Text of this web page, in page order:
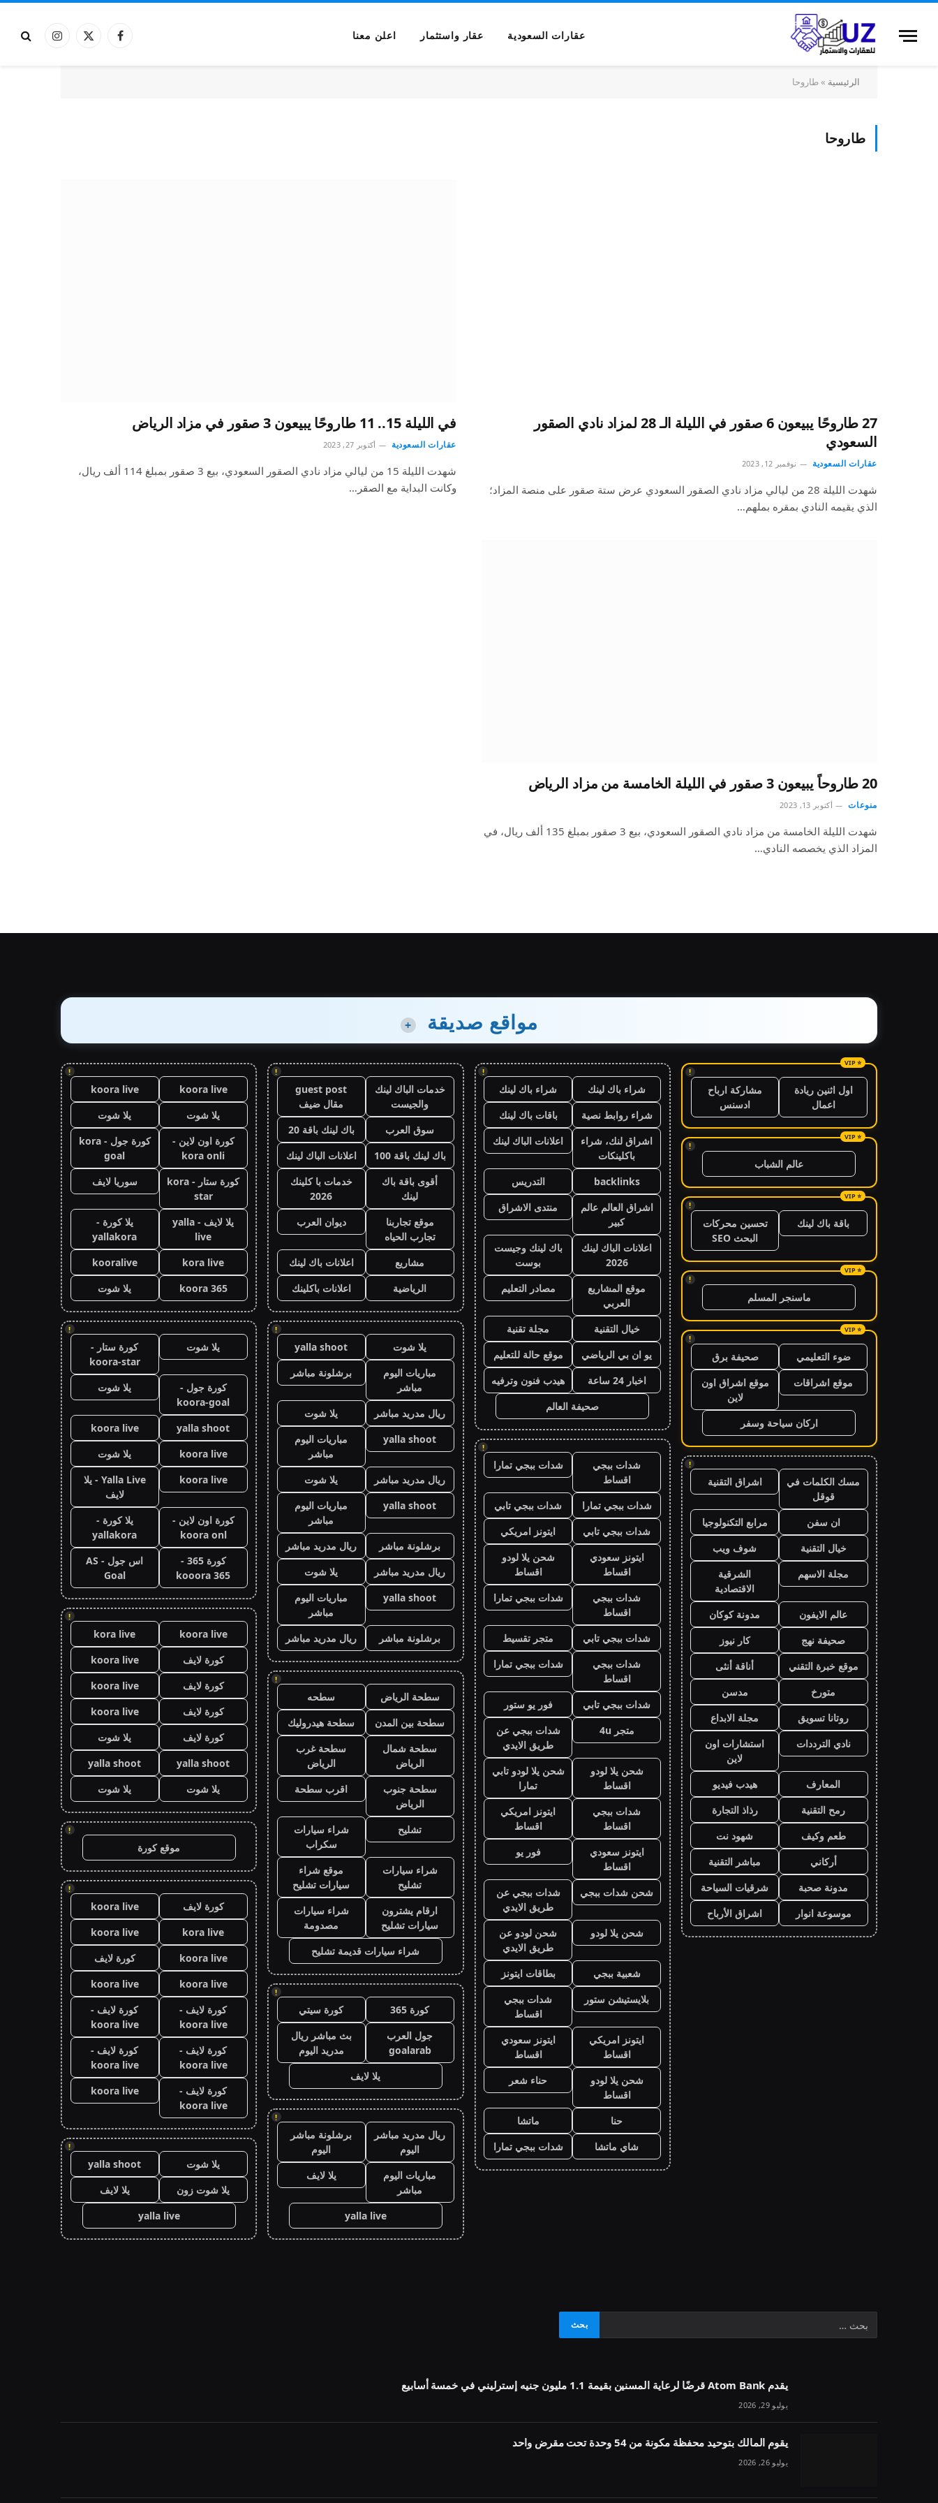
عقارات السعودية عقار واستثمار اعلن معنا فيسبوكX
الانستغرام
الرئيسية »طاروحا
طاروحا
27 طاروحًا يبيعون 6 صقور في الليلة الـ 28 لمزاد نادي الصقور
السعودي
عقارات السعودية نوفمبر 12, 2023
شهدت الليلة 28 من ليالي مزاد نادي الصقور السعودي عرض ستة صقور على منصة المزاد؛
الذي يقيمه النادي بمقره بملهم…
في الليلة 15.. 11 طاروحًا يبيعون 3 صقور في مزاد الرياض
عقارات السعودية أكتوبر 27, 2023
شهدت الليلة 15 من ليالي مزاد نادي الصقور السعودي، بيع 3 صقور بمبلغ 114 ألف ريال،
وكانت البداية مع الصقر…
20 طاروحاً يبيعون 3 صقور في الليلة الخامسة من مزاد الرياض
منوعات أكتوبر 13, 2023
شهدت الليلة الخامسة من مزاد نادي الصقور السعودي، بيع 3 صقور بمبلغ 135 ألف ريال، في
المزاد الذي يخصصه النادي…
مواقع صديقة +
!
اول اثنين ريادة
اعمال
مشاركة ارباح
ادسنس
!
عالم الشباب
!
باقة باك لينك
تحسين محركات
البحث SEO
!
ماسنجر المسلم
!
ضوء التعليمي
صحيفة برق
موقع اشراقات
موقع اشراق اون
لاين
اركان سياحة وسفر
!
مسك الكلمات في
قوقل
اشراق التقنية
ان سفن
مرابع التكنولوجيا
خيال التقنية
شوف ويب
مجلة الاسهم
الشرقية
الاقتصادية
عالم الايفون
مدونة كوكان
صحيفة نهج
كار نيوز
موقع خبرة التقني
أناقة أنثى
متورخ
مدسن
روتانا تسويق
مجلة الابداع
نادي الترددات
استشارات اون
لاين
المعارف
هيدب فيديو
رمح التقنية
رذاذ التجارة
طعم وكيف
شهود نت
أركاني
مباشر التقنية
مدونة صحبة
شرقيات السياحة
موسوعة انوار
اشراق الأرباح
!
شراء باك لينك
شراء باك لينك
شراء روابط نصية
باقات باك لينك
اشراق لنك، شراء
باكلينكات
اعلانات الباك لينك
backlinks
التدريس
اشراق العالم عالم
كبير
منتدى الاشراق
اعلانات الباك لينك
2026
باك لينك وجيست
بوست
موقع المشاريع
العربي
مصادر التعليم
خيال التقنية
مجلة تقنية
يو ان بي الرياضي
موقع حالة للتعليم
اخبار 24 ساعة
هيدب فنون وترفيه
صحيفة العالم
!
شدات ببجي
اقساط
شدات ببجي تمارا
شدات ببجي تمارا
شدات ببجي تابي
شدات ببجي تابي
ايتونز امريكي
ايتونز سعودي
اقساط
شحن يلا لودو
اقساط
شدات ببجي
اقساط
شدات ببجي تمارا
شدات ببجي تابي
متجر تقسيط
شدات ببجي
اقساط
شدات ببجي تمارا
شدات ببجي تابي
فور يو ستور
متجر 4u
شدات ببجي عن
طريق الايدي
شحن يلا لودو
اقساط
شحن يلا لودو تابي
تمارا
شدات ببجي
اقساط
ايتونز امريكي
اقساط
ايتونز سعودي
اقساط
فور يو
شحن شدات ببجي
شدات ببجي عن
طريق الايدي
شحن يلا لودو
شحن لودو عن
طريق الايدي
شعبية ببجي
بطاقات ايتونز
بلايستيشن ستور
شدات ببجي
اقساط
ايتونز امريكي
اقساط
ايتونز سعودي
اقساط
شحن يلا لودو
اقساط
حناء شعر
حنا
ماتشا
شاي ماتشا
شدات ببجي تمارا
!
خدمات الباك لينك
والجيست
guest post
مقال ضيف
سوق العرب
باك لينك باقة 20
باك لينك باقة 100
اعلانات الباك لينك
أقوى باقة باك
لينك
خدمات با كلينك
2026
موقع تجاربنا
تجارب الحياه
ديوان العرب
مشاريع
اعلانات باك لينك
الرياضية
اعلانات باكلينك
!
يلا شوت
yalla shoot
مباريات اليوم
مباشر
برشلونة مباشر
ريال مدريد مباشر
يلا شوت
yalla shoot
مباريات اليوم
مباشر
ريال مدريد مباشر
يلا شوت
yalla shoot
مباريات اليوم
مباشر
برشلونة مباشر
ريال مدريد مباشر
ريال مدريد مباشر
يلا شوت
yalla shoot
مباريات اليوم
مباشر
برشلونة مباشر
ريال مدريد مباشر
!
سطحة الرياض
سطحه
سطحة بين المدن
سطحة هيدروليك
سطحة شمال
الرياض
سطحة غرب
الرياض
سطحة جنوب
الرياض
اقرب سطحة
تشليح
شراء سيارات
سكراب
شراء سيارات
تشليح
موقع شراء
سيارات تشليح
ارقام يشترون
سيارات تشليح
شراء سيارات
مصدومة
شراء سيارات قديمة تشليح
!
كورة 365
كورة سيتي
جول العرب
goalarab
بث مباشر ريال
مدريد اليوم
يلا لايف
!
ريال مدريد مباشر
اليوم
برشلونة مباشر
اليوم
مباريات اليوم
مباشر
يلا لايف
yalla live
!
koora live
koora live
يلا شوت
يلا شوت
كورة اون لاين -
kora onli
كورة جول - kora
goal
كورة ستار - kora
star
سوريا لايف
يلا لايف - yalla
live
يلا كورة -
yallakora
kora live
kooralive
koora 365
يلا شوت
!
يلا شوت
كورة ستار -
koora-star
كورة جول -
koora-goal
يلا شوت
yalla shoot
koora live
koora live
يلا شوت
koora live
Yalla Live - يلا
لايف
كورة اون لاين -
koora onl
يلا كورة -
yallakora
كورة 365 -
kooora 365
اس جول - AS
Goal
!
koora live
kora live
كورة لايف
koora live
كورة لايف
koora live
كورة لايف
koora live
كورة لايف
يلا شوت
yalla shoot
yalla shoot
يلا شوت
يلا شوت
!
موقع كورة
!
كورة لايف
koora live
kora live
koora live
koora live
كورة لايف
koora live
koora live
كورة لايف -
koora live
كورة لايف -
koora live
كورة لايف -
koora live
كورة لايف -
koora live
كورة لايف -
koora live
koora live
!
يلا شوت
yalla shoot
يلا شوت زون
يلا لايف
yalla live
يقدم Atom Bank قرضًا لرعاية المسنين بقيمة 1.1 مليون جنيه إسترليني في خمسة أسابيع
يوليو 29, 2026
يقوم المالك بتوحيد محفظة مكونة من 54 وحدة تحت مقرض واحد
يوليو 26, 2026